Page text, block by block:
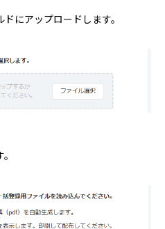
にアップロードします。